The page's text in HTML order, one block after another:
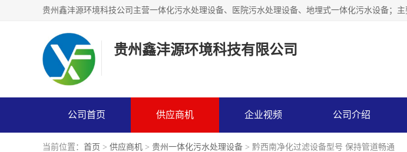
贵州鑫沣源环境科技有限公司
公司首页 供应商机 企业视频 公司介绍
当前位置： 首页 > 供应商机 > 贵州一体化污水处理设备 > 黔西南净化过滤设备型号 保持管道畅通